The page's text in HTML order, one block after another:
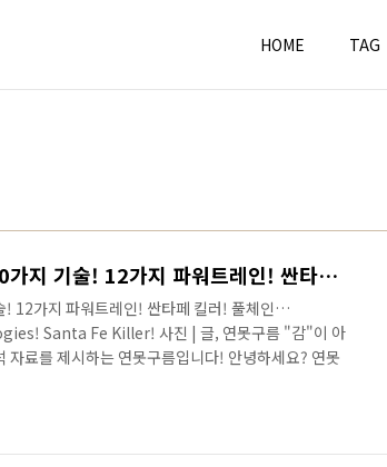
HOME TAG
신형 투싼에 선보인 놀라운 10가지 기술! 12가지 파워트레인! 싼타페 킬러! 풀체인지! TUCSON NX4! 10 new technologies!
12가지 파워트레인! 싼타페 킬러! 풀체인
Santa Fe Killer! 사진 | 글, 연못구름 "감"이 아
자료를 제시하는 연못구름입니다! 안녕하세요? 연못
은 것 같아서 영상으로 보시길 추천합니다. # 영상으
격과 트림과 같은 정보를 알려드리는 것이 좋을지.. 또